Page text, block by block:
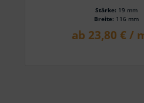
Stärke: 19 mm
Breite: 116 mm
ab 23,80 € /